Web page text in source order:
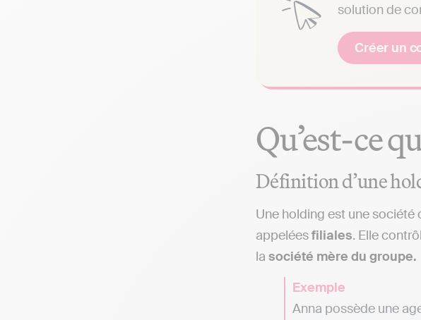
solution de
Créer un
Qu’est-ce
Définition d’une
Une holding est une société
appeléesfiliales. Elle
la société mère du groupe.
Exemple
Anna possède une